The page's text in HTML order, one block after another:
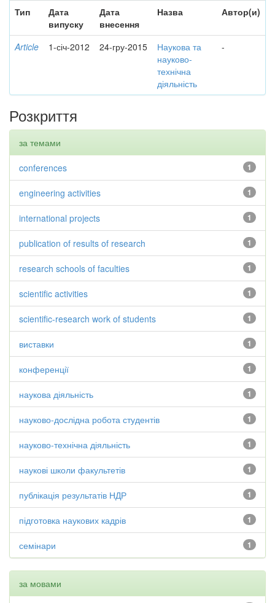
Тип
Дата
випуску
Дата
внесення
Назва Автор(и)
Article 1-січ-2012 24-гру-2015
Наукова та
науково-
технічна
діяльність
-
Розкриття
за темами
1
conferences
1
engineering activities
1
international projects
1
publication of results of research
1
research schools of faculties
1
scientific activities
1
scientific-research work of students
1
виставки
1
конференції
1
наукова діяльність
1
науково-дослідна робота студентів
1
науково-технічна діяльність
1
наукові школи факультетів
1
публікація результатів НДР
1
підготовка наукових кадрів
1
семінари
за мовами